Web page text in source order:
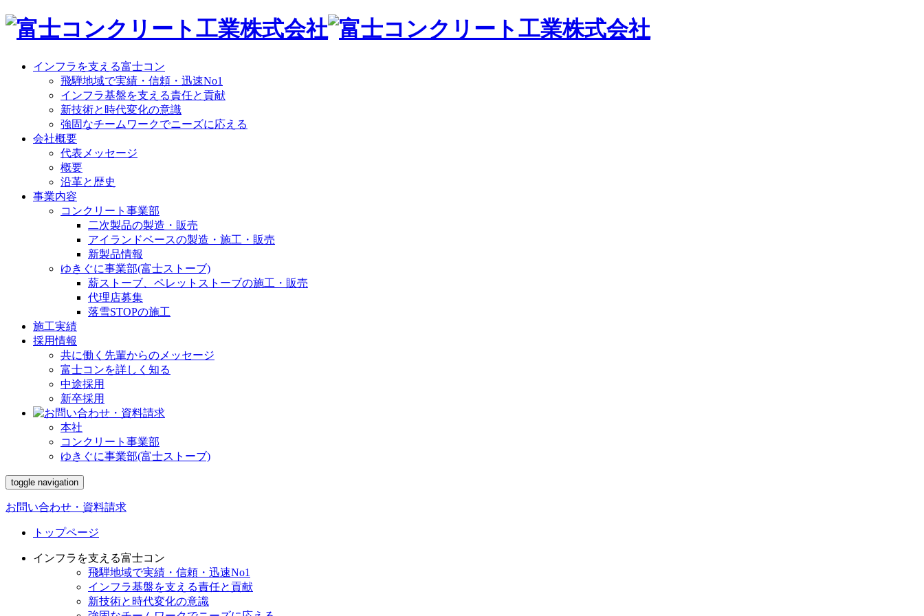
インフラを支える富士コン
飛騨地域で実績・信頼・迅速No1
インフラ基盤を支える責任と貢献
新技術と時代変化の意識
強固なチームワークでニーズに応える
会社概要
代表メッセージ
概要
沿革と歴史
事業内容
コンクリート事業部
二次製品の製造・販売
アイランドベースの製造・施工・販売
新製品情報
ゆきぐに事業部(富士ストーブ)
薪ストーブ、ペレットストーブの施工・販売
代理店募集
落雪STOPの施工
施工実績
採用情報
共に働く先輩からのメッセージ
富士コンを詳しく知る
中途採用
新卒採用
本社
コンクリート事業部
ゆきぐに事業部(富士ストーブ)
toggle navigation
お問い合わせ・資料請求
トップページ
インフラを支える富士コン
飛騨地域で実績・信頼・迅速No1
インフラ基盤を支える責任と貢献
新技術と時代変化の意識